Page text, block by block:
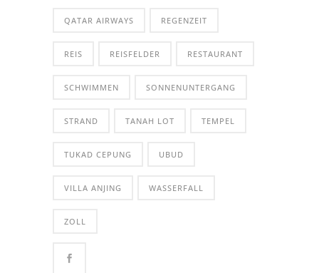
QATAR AIRWAYS REGENZEIT
REIS REISFELDER RESTAURANT
SCHWIMMEN SONNENUNTERGANG
STRAND TANAH LOT TEMPEL
TUKAD CEPUNG UBUD
VILLA ANJING WASSERFALL
ZOLL